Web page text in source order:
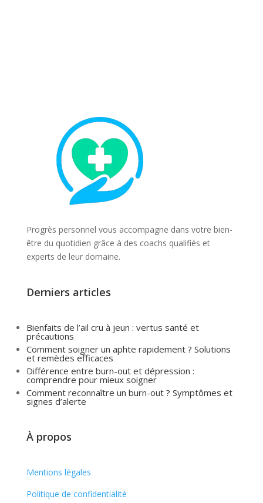
Progrès personnel vous accompagne dans votre bien-
être du quotidien grâce à des coachs qualifiés et
experts de leur domaine.
Derniers articles
Bienfaits de l’ail cru à jeun : vertus santé et
précautions
Comment soigner un aphte rapidement ? Solutions
et remèdes efficaces
Différence entre burn-out et dépression :
comprendre pour mieux soigner
Comment reconnaître un burn-out ? Symptômes et
signes d’alerte
À propos
Mentions légales
Politique de confidentialité